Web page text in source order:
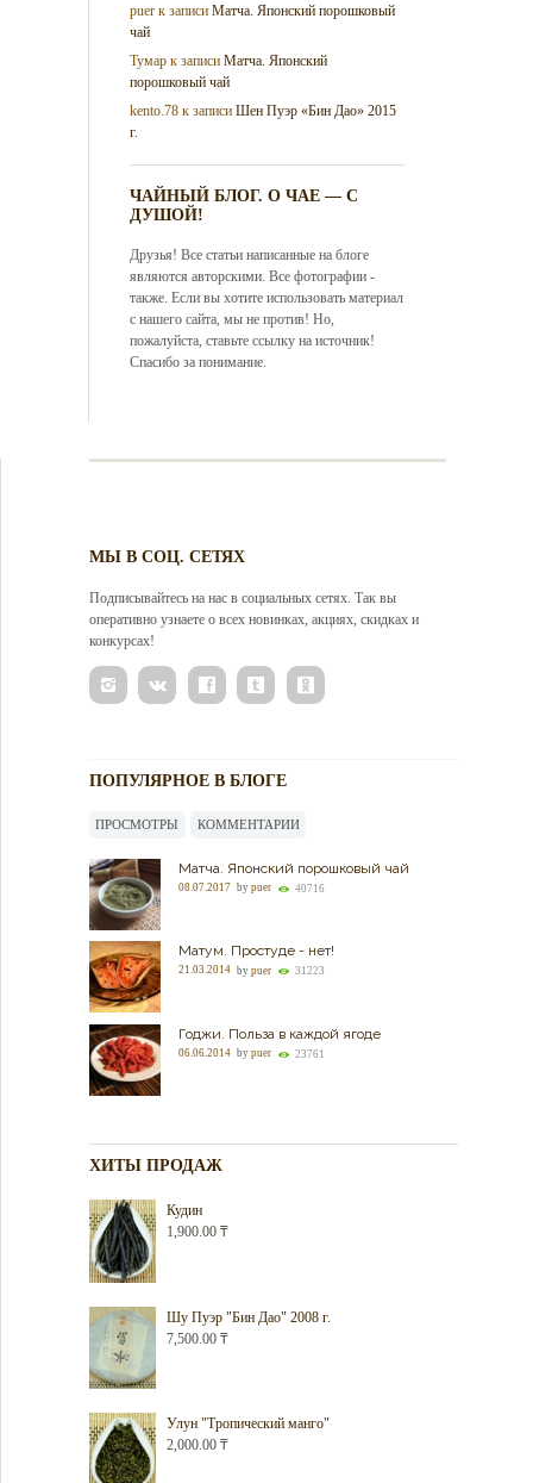
puer к записиМатча. Японский порошковый
чай
Тумар к записиМатча. Японский
порошковый чай
kento.78 к записиШен Пуэр «Бин Дао» 2015
г.
ЧАЙНЫЙ БЛОГ. О ЧАЕ — С
ДУШОЙ!
Друзья! Все статьи написанные на блоге
являются авторскими. Все фотографии -
также. Если вы хотите использовать материал
с нашего сайта, мы не против! Но,
пожалуйста, ставьте ссылку на источник!
Спасибо за понимание.
МЫ В СОЦ. СЕТЯХ
Подписывайтесь на нас в социальных сетях. Так вы
оперативно узнаете о всех новинках, акциях, скидках и
конкурсах!
ПОПУЛЯРНОЕ В БЛОГЕ
ПРОСМОТРЫ КОММЕНТАРИИ
Матча. Японский порошковый чай
08.07.2017 by puer 40716
Матум. Простуде - нет!
21.03.2014 by puer 31223
Годжи. Польза в каждой ягоде
06.06.2014 by puer 23761
ХИТЫ ПРОДАЖ
Кудин
1,900.00 ₸
Шу Пуэр "Бин Дао" 2008 г.
7,500.00 ₸
Улун "Тропический манго"
2,000.00 ₸